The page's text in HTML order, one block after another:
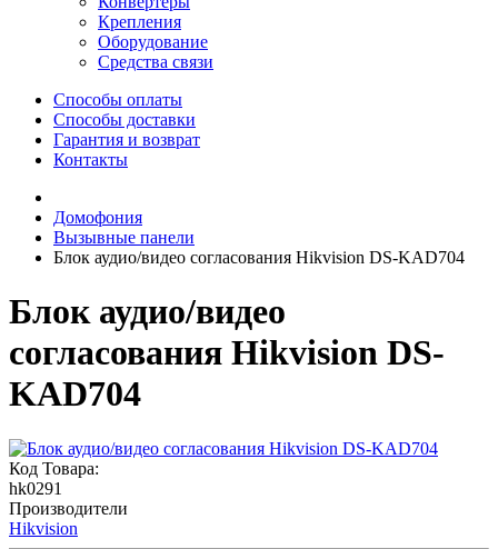
Крепления
Оборудование
Средства связи
Способы оплаты
Способы доставки
Гарантия и возврат
Контакты
Домофония
Вызывные панели
Блок аудио/видео согласования Hikvision DS-KAD704
Блок аудио/видео
согласования Hikvision DS-
KAD704
Код Товара:
hk0291
Производители
Hikvision